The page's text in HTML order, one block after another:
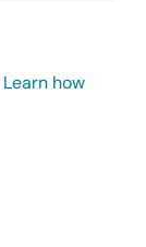
Learn how